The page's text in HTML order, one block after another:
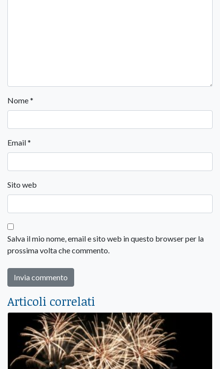
Nome*
Email*
Sito web
Salva il mio nome, email e sito web in questo browser per la
prossima volta che commento.
Articoli correlati